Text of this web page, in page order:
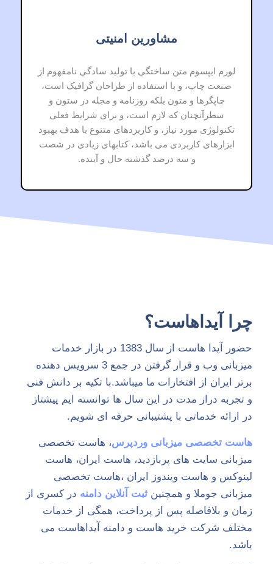
مشاورین امنیتی
لورم ایپسوم متن ساختگی با تولید سادگی نامفهوم از
صنعت چاپ، و با استفاده از طراحان گرافیک است،
چاپگرها و متون بلکه روزنامه و مجله در ستون و
سطرآنچنان که لازم است، و برای شرایط فعلی
تکنولوژی مورد نیاز، و کاربردهای متنوع با هدف بهبود
ابزارهای کاربردی می باشد، کتابهای زیادی در شصت
و سه درصد گذشته حال و آینده.
چرا آیداهاست؟
حضور آیدا هاست از سال 1383 در بازار خدمات
میزبانی وب و قرار گرفتن در جمع 3 سرویس دهنده
برتر ایران از افتخارات ما میباشد.با تکیه بر دانش فنی
و تجربه دراز مدت در این سال ها توانسته ایم پیشتاز
در ارائه خدماتی با پشتیبانی حرفه ای شویم.
هاست تخصصی میزبانی وردپرس، هاست تخصصی
میزبانی سایت های پربازدید، هاست ایران، هاست
لینوکس و هاست ویندوز ایران ،هاست تخصصی
میزبانی جوملا و همچنین ثبت آنلاین دامنه در کسری از
زمان و بلافاصله پس از پرداخت، همگی از خدمات
مختلف شرکت خرید هاست و دامنه آیداهاست می
باشد.